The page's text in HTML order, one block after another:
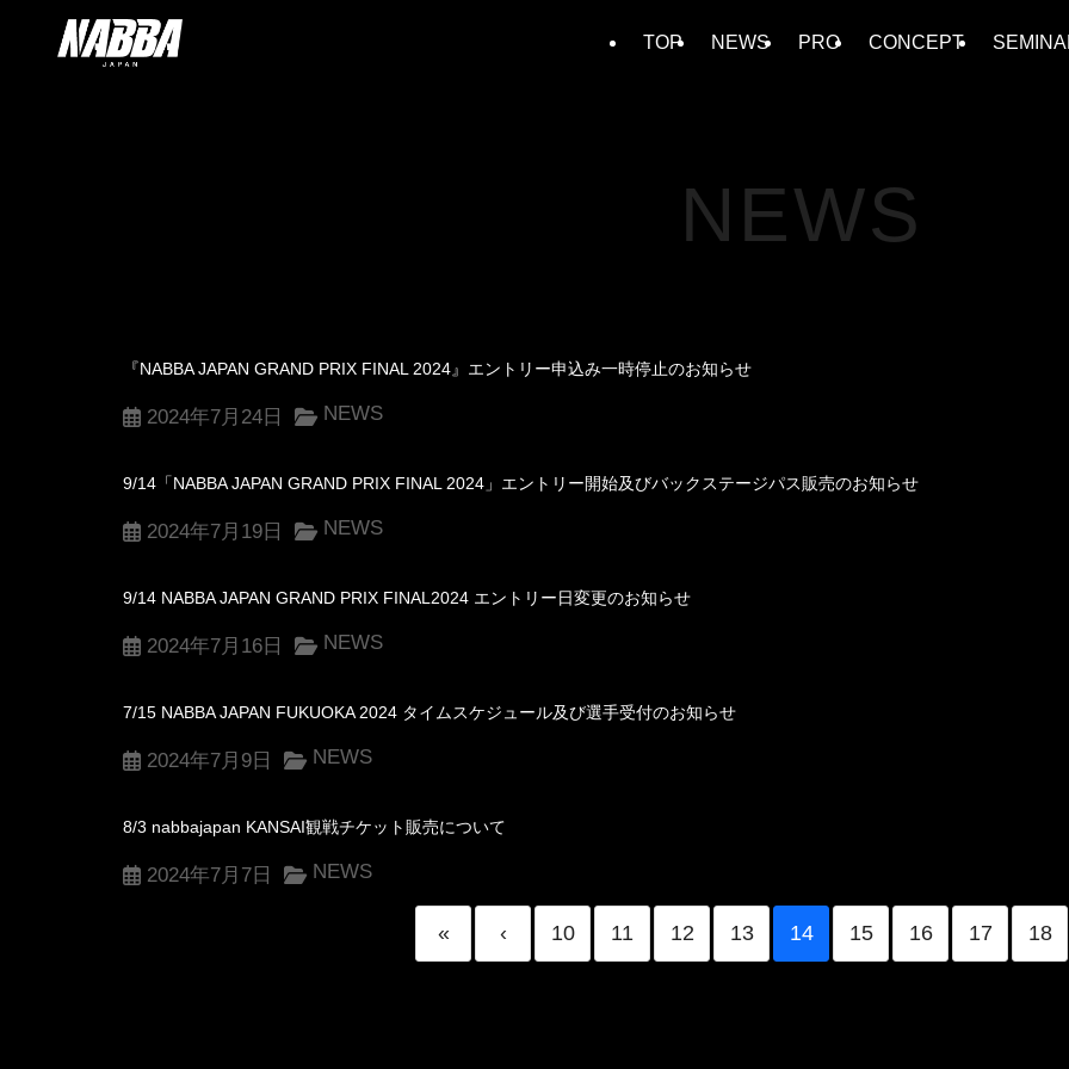
TOP NEWS PRO CONCEPT
NEWS
『NABBA JAPAN GRAND PRIX FINAL 2024』エントリー申込み一時停止のお知らせ
2024年7月24日 NEWS
9/14「NABBA JAPAN GRAND PRIX FINAL 2024」エントリー開始及びバックステージパス販売のお知らせ
2024年7月19日 NEWS
9/14 NABBA JAPAN GRAND PRIX FINAL2024 エントリー日変更のお知らせ
2024年7月16日 NEWS
7/15 NABBA JAPAN FUKUOKA 2024 タイムスケジュール及び選手受付のお知らせ
2024年7月9日 NEWS
8/3 nabbajapan KANSAI観戦チケット販売について
2024年7月7日 NEWS
« ‹ 10 11 12 13 14 15 16 17 18